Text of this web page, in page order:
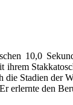
10,0
die Stadien der
erlernte den